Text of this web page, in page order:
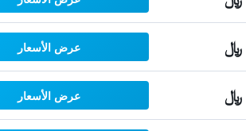
عرض الأسعار
عرض الأسعار